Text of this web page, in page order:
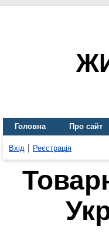
Головна Про сайт
Вхід Реєстрація